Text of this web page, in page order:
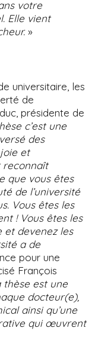
votre
Elle vient
»
universitaire, les
de
présidente de
c’est une
des
et
reconnaît
que vous êtes
de l’université
Vous êtes les
! Vous êtes les
devenez les
a de
pour une
François
thèse est une
docteur(e),
ainsi qu’une
qui œuvrent